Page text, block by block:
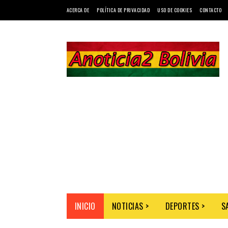
ACERCA DE POLÍTICA DE PRIVACIDAD USO DE COOKIES CONTACTO
INICIO NOTICIAS > DEPORTES >